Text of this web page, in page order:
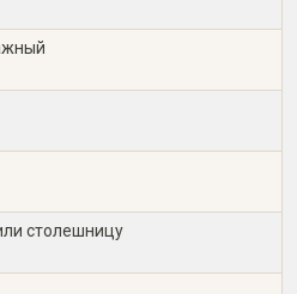
столешницу